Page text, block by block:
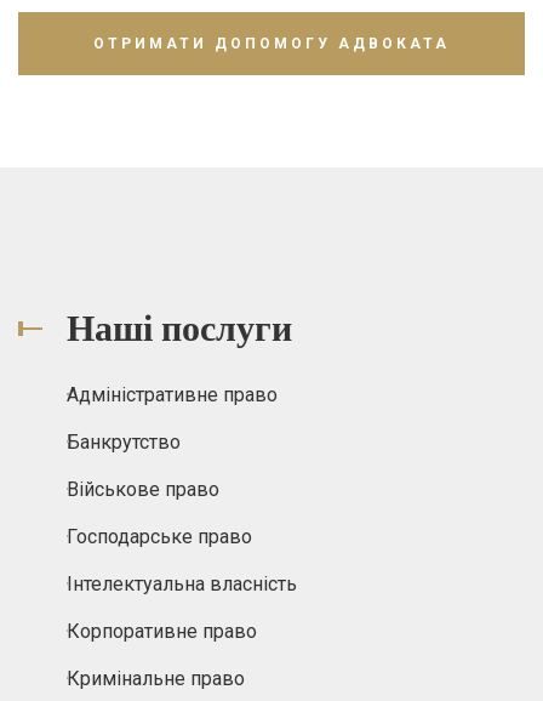
Наші послуги
Адміністративне право
Банкрутство
Військове право
Господарське право
Інтелектуальна власність
Корпоративне право
Кримінальне право